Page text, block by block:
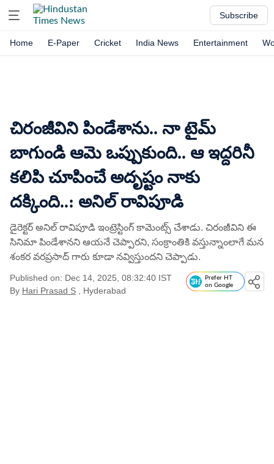
Subscribe
Home E-Paper Cricket India News Entertainment
చిరంజీవిని పిండేశాను.. నా టైమ్
బాగుండి ఆమె ఒప్పుకుంది.. ఆ ఇద్దరినీ
కలిపి చూపించే అదృష్టం నాకు
దక్కింది..: అనిల్ రావిపూడి
డైరెక్టర్ అనిల్ రావిపూడి ఇంట్రెస్టింగ్ కామెంట్స్ చేశాడు. చిరంజీవిని ఈ
సినిమా పిండేశానని ఆయనే చెప్పారని, సంక్రాంతికి వస్తున్నాంలాగే మన
శంకర వరప్రసాద్ గారు కూడా నవ్విస్తుందని చెప్పాడు.
Published on: Dec 14, 2025, 08:32:40 IST
By Hari Prasad S , Hyderabad
Prefer HT
on Google